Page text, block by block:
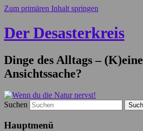
Zum primären Inhalt springen
Der Desasterkreis
Dinge des Alltags – (K)eine
Ansichtssache?
Suchen
Hauptmenü